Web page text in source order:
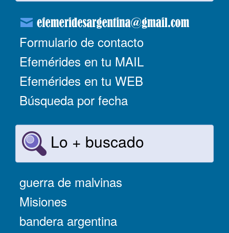
Formulario de contacto
Efemérides en tu MAIL
Efemérides en tu WEB
Búsqueda por fecha
Lo + buscado
guerra de malvinas
Misiones
bandera argentina